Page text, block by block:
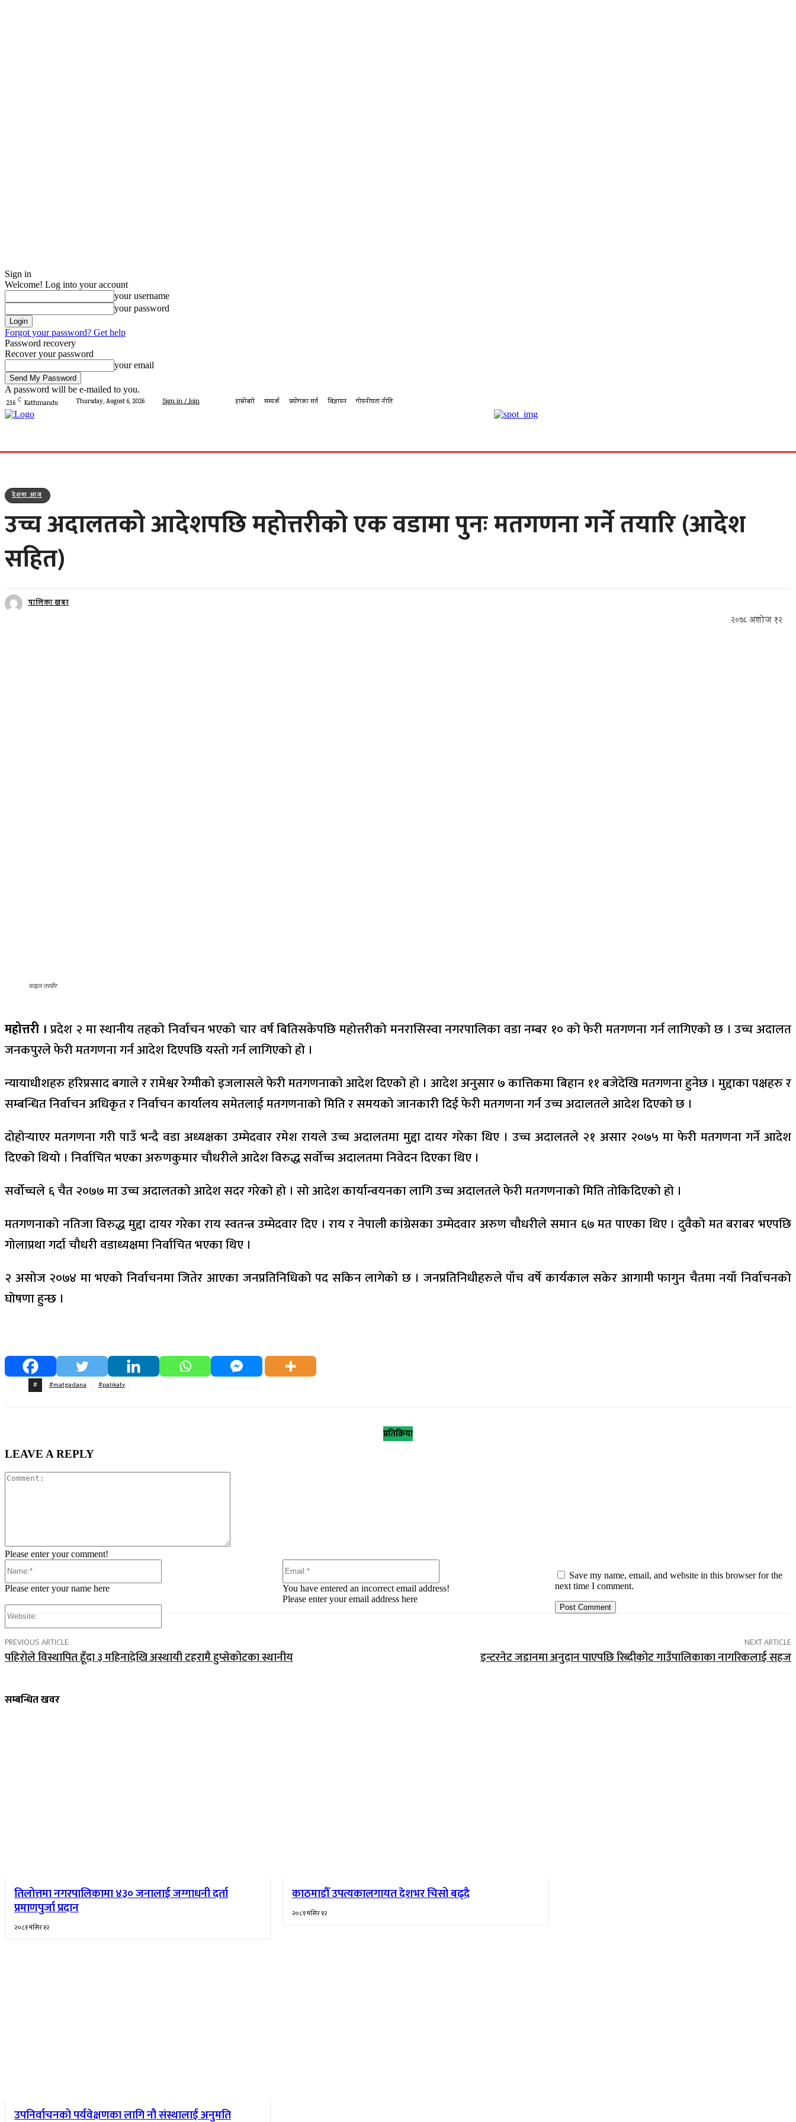
Sign in
Welcome! Log into your account
your username
your password
Forgot your password? Get help
Password recovery
Recover your password
your email
A password will be e-mailed to you.
23.6 C Kathmandu Thursday, August 6, 2026 Sign in / Join हाम्रोबारे सम्पर्क प्रयोगका सर्त विज्ञापन गोपनीयता नीति
देशमा आज
उच्च अदालतको आदेशपछि महोत्तरीको एक वडामा पुनः मतगणना गर्ने तयारि (आदेश
सहित)
पालिका खबर
२०७८ अशोज १२
फाइल तस्वीर
महोत्तरी । प्रदेश २ मा स्थानीय तहको निर्वाचन भएको चार वर्ष बितिसकेपछि महोत्तरीको मनरासिस्वा नगरपालिका वडा नम्बर १० को फेरी मतगणना गर्न लागिएको छ । उच्च अदालत
जनकपुरले फेरी मतगणना गर्न आदेश दिएपछि यस्तो गर्न लागिएको हो ।
न्यायाधीशहरु हरिप्रसाद बगाले र रामेश्वर रेग्मीको इजलासले फेरी मतगणनाको आदेश दिएको हो । आदेश अनुसार ७ कात्तिकमा बिहान ११ बजेदेखि मतगणना हुनेछ । मुद्दाका पक्षहरु र
सम्बन्धित निर्वाचन अधिकृत र निर्वाचन कार्यालय समेतलाई मतगणनाको मिति र समयको जानकारी दिई फेरी मतगणना गर्न उच्च अदालतले आदेश दिएको छ ।
दोहोर्‍याएर मतगणना गरी पाउँ भन्दै वडा अध्यक्षका उम्मेदवार रमेश रायले उच्च अदालतमा मुद्दा दायर गरेका थिए । उच्च अदालतले २१ असार २०७५ मा फेरी मतगणना गर्ने आदेश
दिएको थियो । निर्वाचित भएका अरुणकुमार चौधरीले आदेश विरुद्ध सर्वोच्च अदालतमा निवेदन दिएका थिए ।
सर्वोच्चले ६ चैत २०७७ मा उच्च अदालतको आदेश सदर गरेको हो । सो आदेश कार्यान्वयनका लागि उच्च अदालतले फेरी मतगणनाको मिति तोकिदिएको हो ।
मतगणनाको नतिजा विरुद्ध मुद्दा दायर गरेका राय स्वतन्त्र उम्मेदवार दिए । राय र नेपाली कांग्रेसका उम्मेदवार अरुण चौधरीले समान ६७ मत पाएका थिए । दुवैको मत बराबर भएपछि
गोलाप्रथा गर्दा चौधरी वडाध्यक्षमा निर्वाचित भएका थिए ।
२ असोज २०७४ मा भएको निर्वाचनमा जितेर आएका जनप्रतिनिधिको पद सकिन लागेको छ । जनप्रतिनिधीहरुले पाँच वर्षे कार्यकाल सकेर आगामी फागुन चैतमा नयाँ निर्वाचनको
घोषणा हुन्छ ।
# #matgadana #palikatv
प्रतिक्रिया
LEAVE A REPLY
Please enter your comment!
Please enter your name here
You have entered an incorrect email address!
Please enter your email address here
Save my name, email, and website in this browser for the
next time I comment.
PREVIOUS ARTICLE
पहिरोले विस्थापित हूँदा ३ महिनादेखि अस्थायी टहरामै हुप्सेकोटका स्थानीय
NEXT ARTICLE
इन्टरनेट जडानमा अनुदान पाएपछि रिब्दीकोट गाउँपालिकाका नागरिकलाई सहज
सम्बन्धित खवर
तिलोत्तमा नगरपालिकामा ४३० जनालाई जग्गाधनी दर्ता
प्रमाणपुर्जा प्रदान
२०८१ मंसिर १२
काठमाडौँ उपत्यकालगायत देशभर चिसो बढ्दै
२०८१ मंसिर १२
उपनिर्वाचनको पर्यवेक्षणका लागि नौ संस्थालाई अनुमति